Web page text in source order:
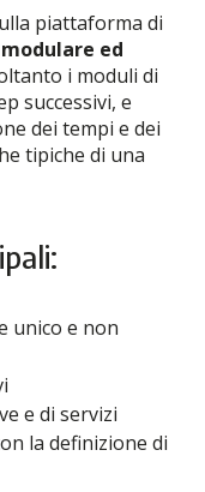
piattaforma di
ed
i moduli di
successivi, e
dei tempi e dei
tipiche di una
unico e non
e di servizi
la definizione di